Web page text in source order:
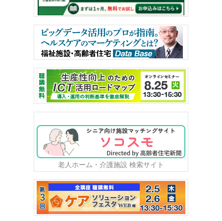
老人ホーム・介護施設 検索サイト